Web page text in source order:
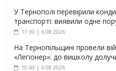
У Тернополі перевірили
транспорті: виявили одне
11:30 | 6.08.2026
На Тернопільщині провели
«Легіонер»: до вишколу
10:43 | 6.08.2026